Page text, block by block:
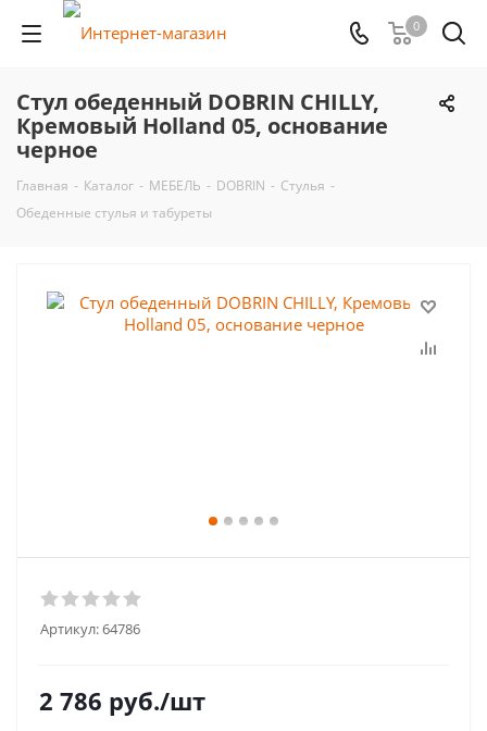
0
Стул обеденный DOBRIN CHILLY,
Кремовый Holland 05, основание
черное
Главная - Каталог - МЕБЕЛЬ - DOBRIN - Стулья -
Обеденные стулья и табуреты
Артикул:64786
2 786 руб./шт